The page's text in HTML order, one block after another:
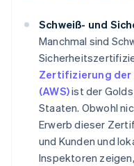
Schweiß- und
Manchmal sind
Zertifizierung der
(AWS)ist der
Staaten. Obwohl
Erwerb dieser
und Kunden und
Inspektoren